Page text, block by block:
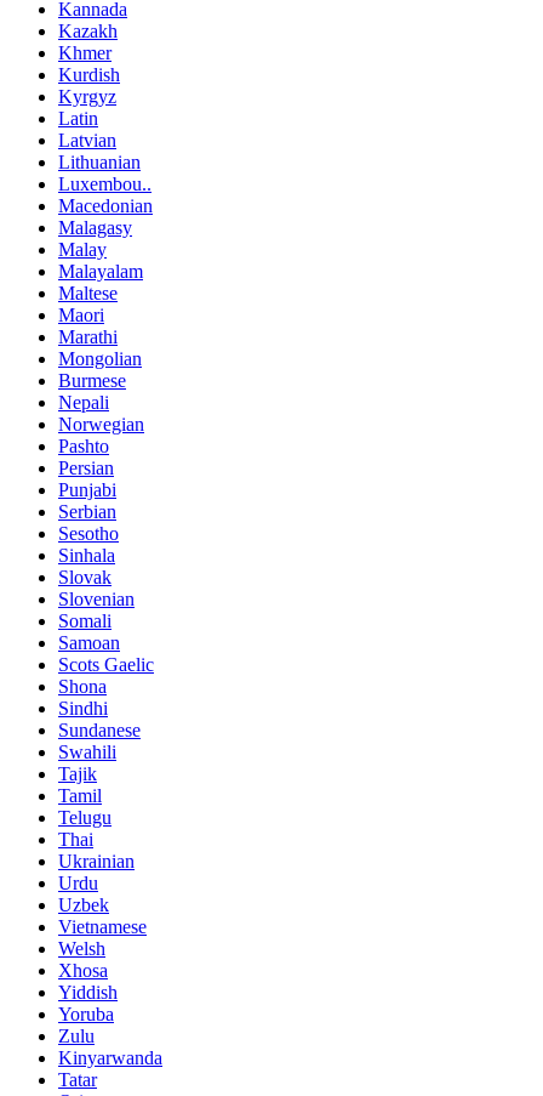
Kannada
Kazakh
Khmer
Kurdish
Kyrgyz
Latin
Latvian
Lithuanian
Luxembou..
Macedonian
Malagasy
Malay
Malayalam
Maltese
Maori
Marathi
Mongolian
Burmese
Nepali
Norwegian
Pashto
Persian
Punjabi
Serbian
Sesotho
Sinhala
Slovak
Slovenian
Somali
Samoan
Scots Gaelic
Shona
Sindhi
Sundanese
Swahili
Tajik
Tamil
Telugu
Thai
Ukrainian
Urdu
Uzbek
Vietnamese
Welsh
Xhosa
Yiddish
Yoruba
Zulu
Kinyarwanda
Tatar